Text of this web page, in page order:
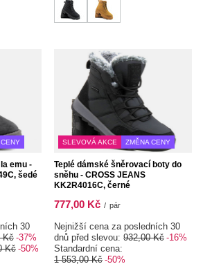
emu -
šedé
30
Kč -37%
Kč -50%
SLEVOVÁ AKCE ZMĚNA CENY
Teplé dámské šněrovací boty do
sněhu - CROSS JEANS
KK2R4016C, černé
777,00 Kč / pár
Nejnižší cena za posledních 30
dnů před slevou: 932,00 Kč -16%
Standardní cena:
1 553,00 Kč -50%